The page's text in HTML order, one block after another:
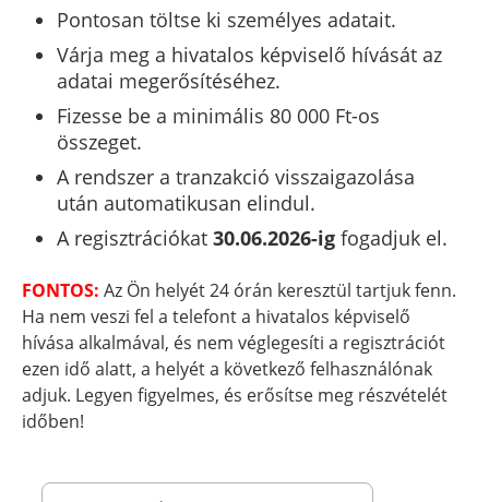
Pontosan töltse ki személyes adatait.
Várja meg a hivatalos képviselő hívását az
adatai megerősítéséhez.
Fizesse be a minimális 80 000 Ft-os
összeget.
A rendszer a tranzakció visszaigazolása
után automatikusan elindul.
A regisztrációkat30.06.2026-igfogadjuk el.
FONTOS: Az Ön helyét 24 órán keresztül tartjuk fenn.
Ha nem veszi fel a telefont a hivatalos képviselő
hívása alkalmával, és nem véglegesíti a regisztrációt
ezen idő alatt, a helyét a következő felhasználónak
adjuk. Legyen figyelmes, és erősítse meg részvételét
időben!